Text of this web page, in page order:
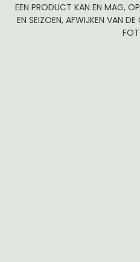
EEN PRODUCT KAN EN MAG,
EN SEIZOEN, AFWIJKEN VAN